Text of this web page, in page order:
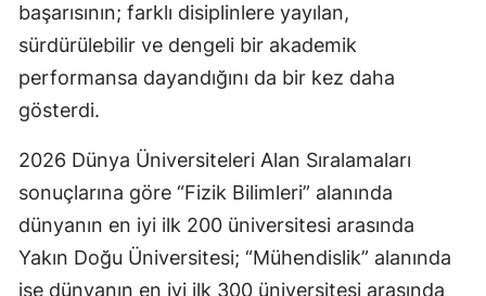
başarısının; farklı disiplinlere yayılan,
sürdürülebilir ve dengeli bir akademik
performansa dayandığını da bir kez daha
gösterdi.
2026 Dünya Üniversiteleri Alan Sıralamaları
sonuçlarına göre “Fizik Bilimleri” alanında
dünyanın en iyi ilk 200 üniversitesi arasında
Yakın Doğu Üniversitesi; “Mühendislik” alanında
ise dünyanın en iyi ilk 300 üniversitesi arasında